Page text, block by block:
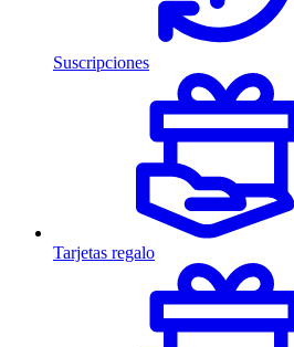
Suscripciones
Tarjetas regalo